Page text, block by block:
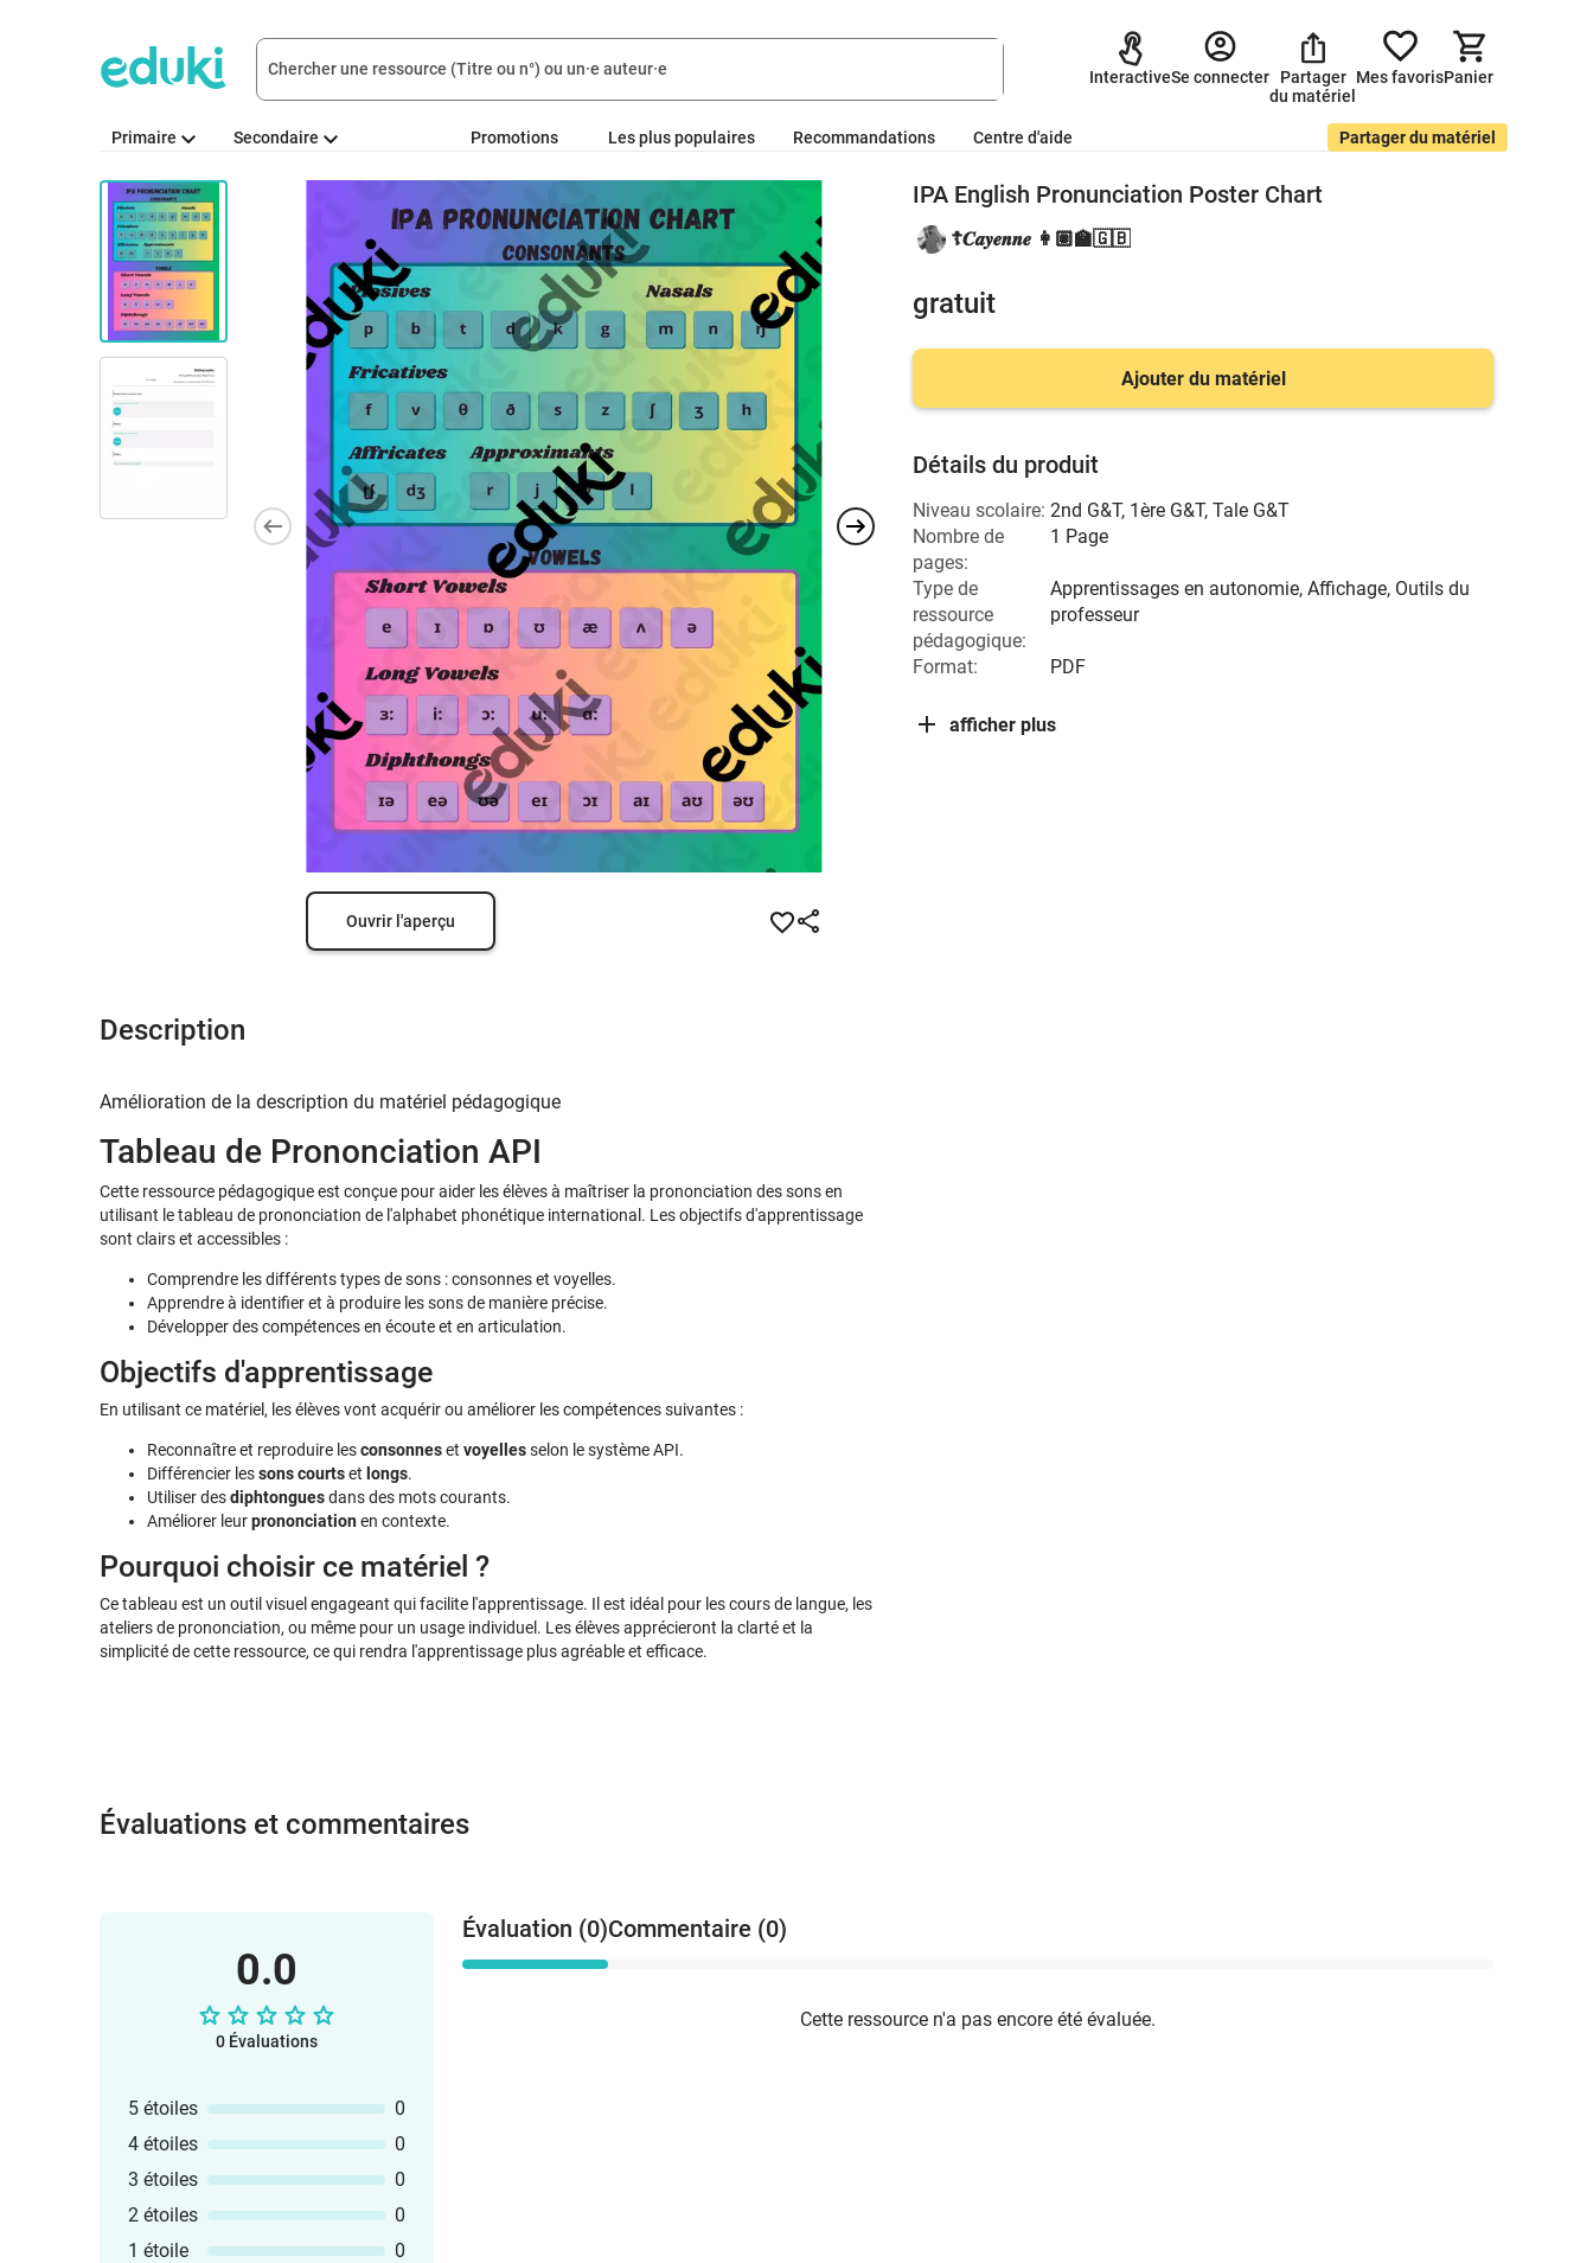
InteractiveSe connecter
Partager
du matériel
Mes favorisPanier
Primaire Secondaire Promotions Les plus populaires Recommandations Partager du matériel
Centre d'aide
Ouvrir l'aperçu
Description
Amélioration de la description du matériel pédagogique
Tableau de Prononciation API
Cette ressource pédagogique est conçue pour aider les élèves à maîtriser la prononciation des sons en
utilisant le tableau de prononciation de l'alphabet phonétique international. Les objectifs d'apprentissage
sont clairs et accessibles :
Comprendre les différents types de sons : consonnes et voyelles.
Apprendre à identifier et à produire les sons de manière précise.
Développer des compétences en écoute et en articulation.
Objectifs d'apprentissage
En utilisant ce matériel, les élèves vont acquérir ou améliorer les compétences suivantes :
Reconnaître et reproduire lesconsonneset voyellesselon le système API.
Différencier lessons courtset longs.
Utiliser desdiphtonguesdans des mots courants.
Améliorer leurprononciationen contexte.
Pourquoi choisir ce matériel ?
Ce tableau est un outil visuel engageant qui facilite l'apprentissage. Il est idéal pour les cours de langue, les
ateliers de prononciation, ou même pour un usage individuel. Les élèves apprécieront la clarté et la
simplicité de cette ressource, ce qui rendra l'apprentissage plus agréable et efficace.
IPA English Pronunciation Poster Chart
☦︎𝑪𝒂𝒚𝒆𝒏𝒏𝒆 👩🏽‍🏫🇬🇧
gratuit
Ajouter du matériel
Détails du produit
Niveau scolaire: 2nd G&T, 1ère G&T, Tale G&T
Nombre de
pages:
1 Page
Type de
ressource
pédagogique:
Apprentissages en autonomie, Affichage, Outils du
professeur
Format: PDF
afficher plus
Évaluations et commentaires
0.0
0 Évaluations
5 étoiles
0
4 étoiles
0
3 étoiles
0
2 étoiles
0
1 étoile
0
Évaluation (0)Commentaire (0)
Cette ressource n'a pas encore été évaluée.